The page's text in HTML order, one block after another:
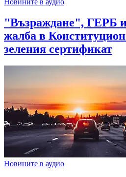
"Възраждане", ГЕРБ
жалба в
зеления сертификат
Новините в аудио